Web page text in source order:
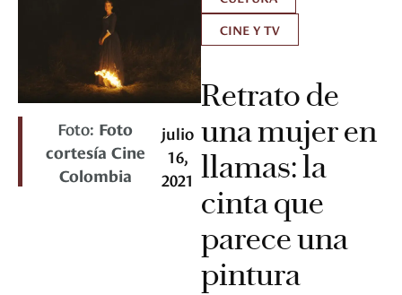
Foto: Foto
cortesía Cine
Colombia
julio
16,
2021
CINE Y TV
Retrato de
una mujer en
llamas: la
cinta que
parece una
pintura